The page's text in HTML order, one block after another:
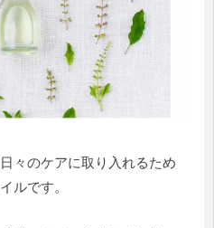
々のケアに取り入れるため
ルです。